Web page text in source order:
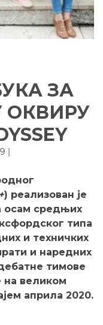
ЗА
ОКВИРУ
|
) реализован је
осам средњих
типа
и техничких
и наредних
тимове
на великом
априла 2020.